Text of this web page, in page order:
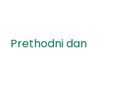
Prethodni dan